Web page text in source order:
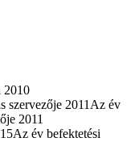
2010
Az év
2011
Az év befektetési